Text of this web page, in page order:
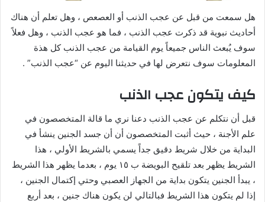
هل سمعت من قبل عن عجب الذنب أو العصعص ، وهل تعلم أن هناك
أحاديث نبوية قد ذكرت عجب الذنب ، فما هو عجب الذنب ، وهل فعلاً
سوف يُبعث الناس جميعاً يوم القيامة من عجب الذنب كل هذة
المعلومات سوف نتعرض لها في حديثنا اليوم عن “عجب الذنب” .
كيف يتكون عجب الذنب
قبل أن نتكلم عن عجب الذنب دعنا نري ما قالة المتخصصون في
علم الأجنة ، حيث أثبت المتخصصون أن أن جسد الجنين ينشأ في
البداية من خلال شريط دقيق جداً يسمي بالشريط الأولي ، هذا
الشريط يظهر بعد تلقيح البويضة ب ١٥ يوم ، بعدما يظهر هذا الشريط
، يبدأ الجنين يتكون بداية من الجهاز العصبي وحتي إكتمال الجنين ،
إذا لم يتكون هذا الشريط فبالتالي لن يكون هناك جنين ، بعد أربع